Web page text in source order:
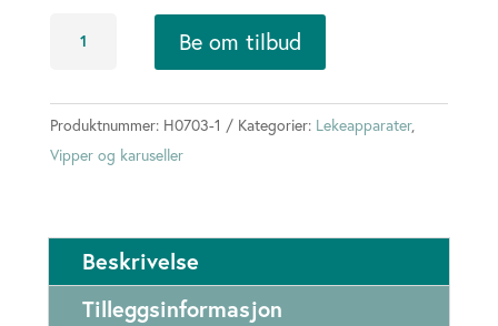
seter
Ø120
Be om tilbud
Produktnummer: H0703-1 Kategorier: Lekeapparater,
Vipper og karuseller
Beskrivelse
Tilleggsinformasjon